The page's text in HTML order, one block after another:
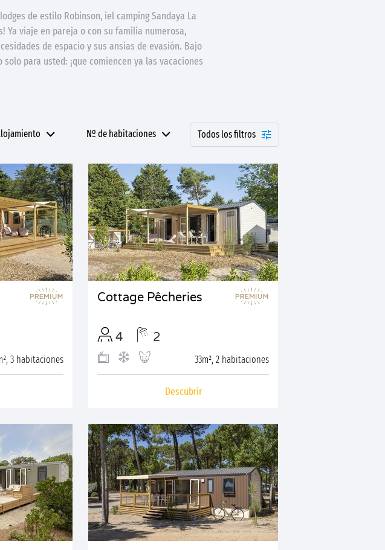
de estilo Robinson, iel camping Sandaya La
Ya viaje en pareja o con su familia numerosa,
de espacio y sus ansias de evasión. Bajo
para usted: ¡que comiencen ya las vacaciones
Nº de habitaciones Todos los filtros
3 habitaciones
Cottage Pêcheries
4 2
33m², 2 habitaciones
Descubrir